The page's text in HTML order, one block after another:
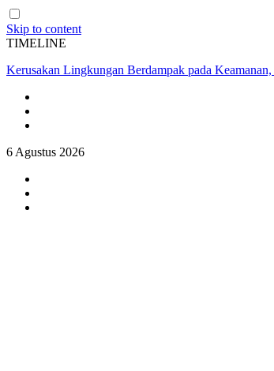
Skip to content
TIMELINE
Kerusakan Lingkungan Berdampak pada
6 Agustus 2026